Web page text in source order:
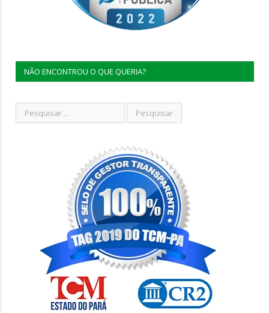
NÃO ENCONTROU O QUE QUERIA?